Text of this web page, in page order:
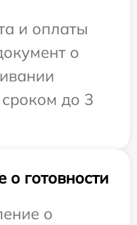
и оплаты
о
до 3
готовности
о